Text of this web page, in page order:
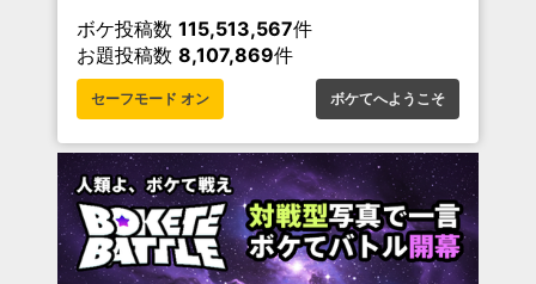
ボケ投稿数 115,513,567件
お題投稿数 8,107,869件
セーフモード オン ボケてへようこそ